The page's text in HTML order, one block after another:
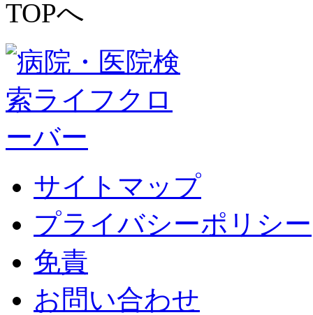
サイトマップ
プライバシーポリシー
免責
お問い合わせ